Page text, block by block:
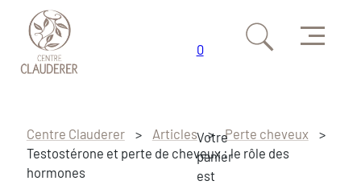
Passer au contenu principal
Passer au pied de page
Menu
0
Votre
panier
est
Centre Clauderer > Articles > Perte cheveux
>
Testostérone et perte de cheveux : le rôle des
hormones